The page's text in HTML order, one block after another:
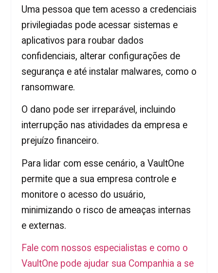
Uma pessoa que tem acesso a credenciais
privilegiadas pode acessar sistemas e
aplicativos para roubar dados
confidenciais, alterar configurações de
segurança e até instalar malwares, como o
ransomware.
O dano pode ser irreparável, incluindo
interrupção nas atividades da empresa e
prejuízo financeiro.
Para lidar com esse cenário, a VaultOne
permite que a sua empresa controle e
monitore o acesso do usuário,
minimizando o risco de ameaças internas
e externas.
Fale com nossos especialistas e como o
VaultOne pode ajudar sua Companhia a se